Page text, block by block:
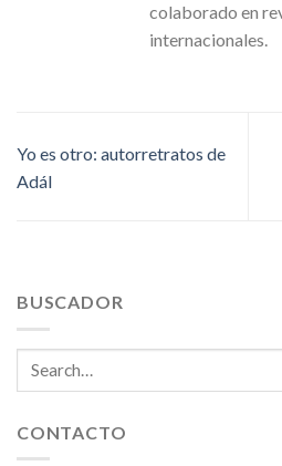
colaborado en
internacionales.
Yo es otro: autorretratos de
Adál
BUSCADOR
CONTACTO